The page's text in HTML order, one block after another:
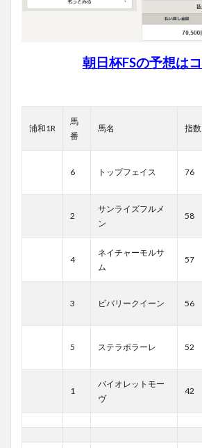
朝日杯FSの予想はコ
浦和1R
馬
番
馬名 指数
6 トップフェイス 76
2
サンライズフルメ
ン
58
4
ネイチャーモルサ
ム
57
3 ビバリークイーン 56
5 ステラポラーレ 52
1
バイオレットモー
ヴ
42